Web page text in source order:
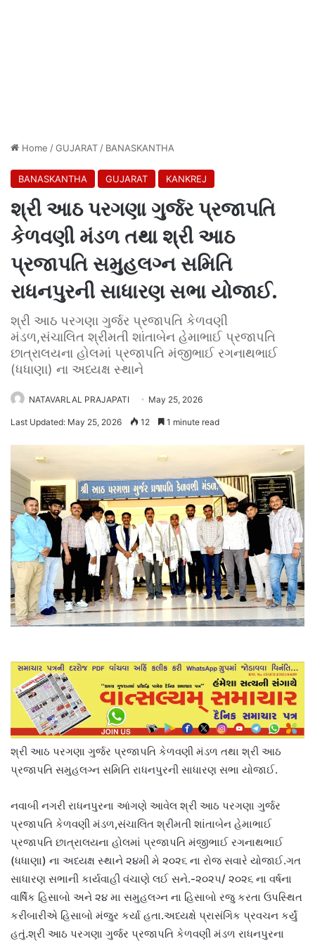
Home /GUJARAT / BANASKANTHA
BANASKANTHA GUJARAT KANKREJ
શ્રી આઠ પરગણા ગુર્જર પ્રજાપતિ
કેળવણી મંડળ તથા શ્રી આઠ
પ્રજાપતિ સમુહલગ્ન સમિતિ
રાધનપુરની સાધારણ સભા યોજાઈ.
શ્રી આઠ પરગણા ગુર્જર પ્રજાપતિ કેળવણી
મંડળ,સંચાલિત શ્રીમતી શાંતાબેન હેમાભાઈ પ્રજાપતિ
છાત્રાલયના હોલમાં પ્રજાપતિ મંજીભાઈ રગનાથભાઈ
(ધધાણા) ના અધ્યક્ષ સ્થાને
NATAVARLAL PRAJAPATI May 25, 2026
Last Updated: May 25, 2026 12 1 minute read
શ્રી આઠ પરગણા ગુર્જર પ્રજાપતિ કેળવણી મંડળ તથા શ્રી આઠ
પ્રજાપતિ સમુહલગ્ન સમિતિ રાધનપુરની સાધારણ સભા યોજાઈ.
નવાબી નગરી રાધનપુરના આંગણે આવેલ શ્રી આઠ પરગણા ગુર્જર
પ્રજાપતિ કેળવણી મંડળ,સંચાલિત શ્રીમતી શાંતાબેન હેમાભાઈ
પ્રજાપતિ છાત્રાલયના હોલમાં પ્રજાપતિ મંજીભાઈ રગનાથભાઈ
(ધધાણા) ના અધ્યક્ષ સ્થાને ૨૪મી મે ૨૦૨૬ ના રોજ સવારે યોજાઈ.ગત
સાધારણ સભાની કાર્યવાહી વંચાણે લઈ સને.-૨૦૨૫/ ૨૦૨૬ ના વર્ષના
વાર્ષિક હિસાબો અને ૨૪ મા સમુહલગ્ન ના હિસાબો રજુ કરતા ઉપસ્થિત
કરીબારીએ હિસાબો મંજુર કર્યા હતા.અધ્યક્ષે પ્રાસંગિક પ્રવચન કર્યું
હતું.શ્રી આઠ પરગણા ગુર્જર પ્રજાપતિ કેળવણી મંડળ રાધનપુરના